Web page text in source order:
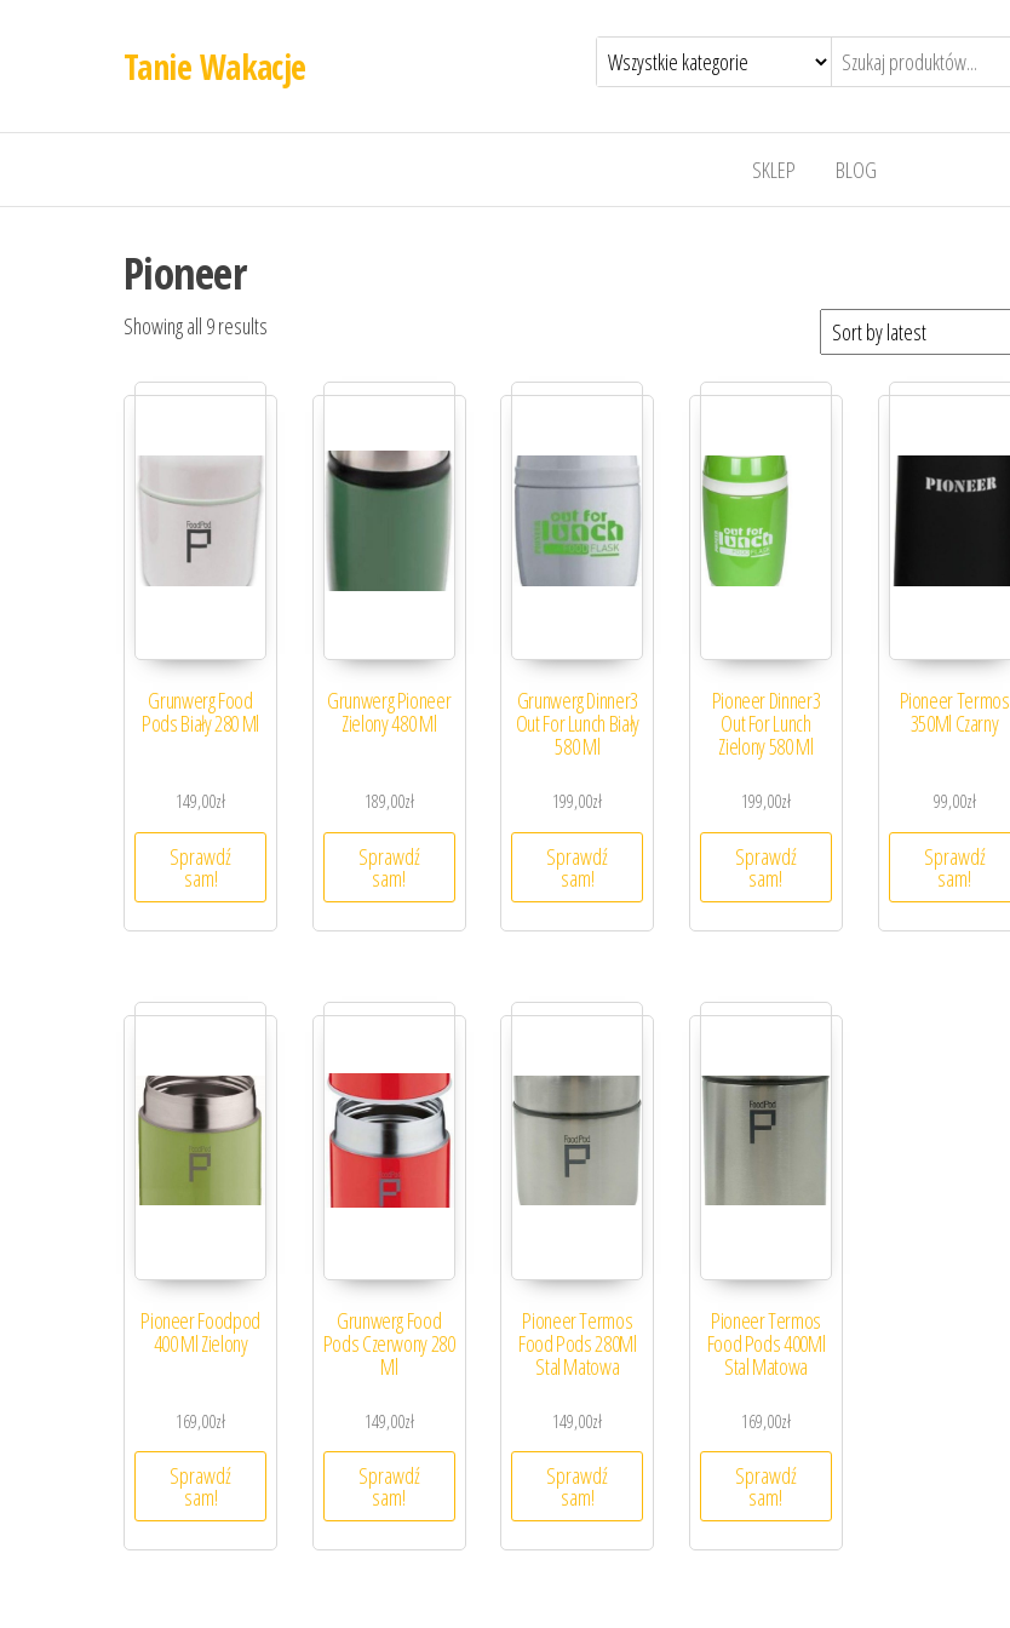
Tanie Wakacje
SKLEP BLOG
Pioneer
Showing all 9 results
Grunwerg Food
Pods Biały 280 Ml
149,00zł
Sprawdź
sam!
Grunwerg Pioneer
Zielony 480 Ml
189,00zł
Sprawdź
sam!
Grunwerg Dinner3
Out For Lunch Biały
580 Ml
199,00zł
Sprawdź
sam!
Pioneer Dinner3
Out For Lunch
Zielony 580 Ml
199,00zł
Sprawdź
sam!
Pioneer Termos
350Ml Czarny
99,00zł
Sprawdź
sam!
Pioneer Foodpod
400 Ml Zielony
169,00zł
Sprawdź
sam!
Grunwerg Food
Pods Czerwony 280
Ml
149,00zł
Sprawdź
sam!
Pioneer Termos
Food Pods 280Ml
Stal Matowa
149,00zł
Sprawdź
sam!
Pioneer Termos
Food Pods 400Ml
Stal Matowa
169,00zł
Sprawdź
sam!